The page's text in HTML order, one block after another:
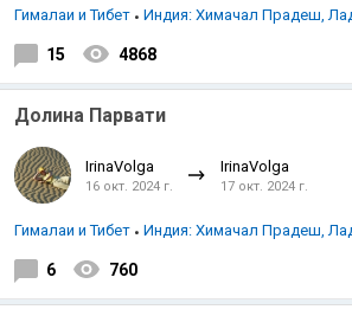
Гималаи и Тибет Индия: Химачал Прадеш,
15 4868
Долина Парвати
IrinaVolga
16 окт. 2024 г.
IrinaVolga
17 окт. 2024 г.
Гималаи и Тибет Индия: Химачал Прадеш,
6 760